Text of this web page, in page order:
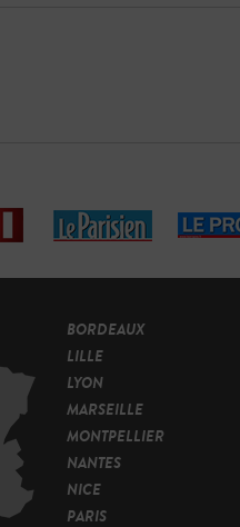
BORDEAUX
LILLE
LYON
MARSEILLE
MONTPELLIER
NANTES
NICE
PARIS